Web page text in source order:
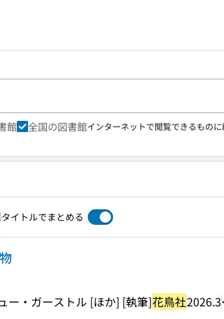
館 全国の図書館インターネットで閲覧できるものに
タイトルでまとめる
ー・ガーストル [ほか] [執筆]花鳥社2026.3